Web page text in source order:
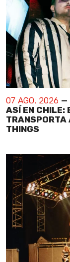
07 AGO, 2026 —
ASÍ EN CHILE:
TRANSPORTA
THINGS